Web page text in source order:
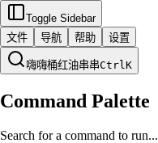
Toggle Sidebar
文件
导航 帮助 设置
嗨嗨桶红油串串CtrlK
Command Palette
Search for a command to run...